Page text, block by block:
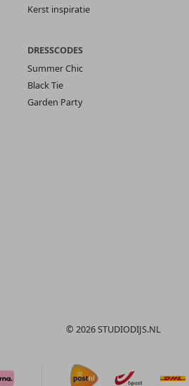
Kerst inspiratie
DRESSCODES
Summer Chic
Black Tie
Garden Party
© 2026 STUDIODIJS.NL